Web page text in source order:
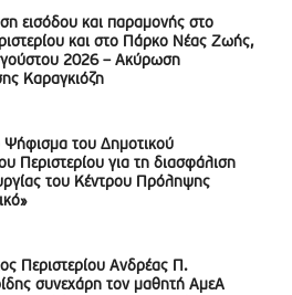
εισόδου και παραμονής στο
και στο Πάρκο Νέας Ζωής,
2026 – Ακύρωση
Καραγκιόζη
του Δημοτικού
Περιστερίου για τη διασφάλιση
του Κέντρου Πρόληψης
Περιστερίου Ανδρέας Π.
συνεχάρη τον μαθητή ΑμεΑ